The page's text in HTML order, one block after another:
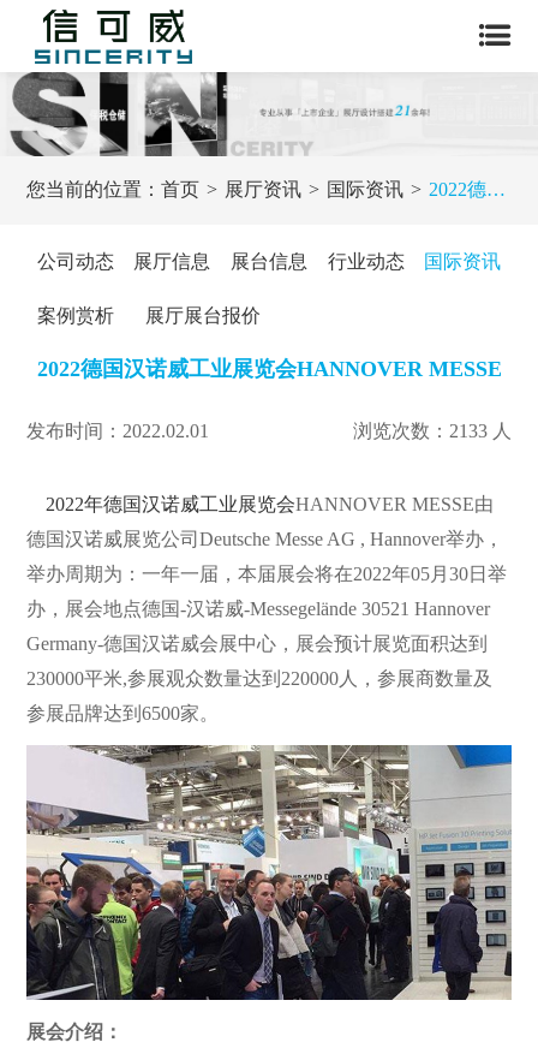
您当前的位置：首页 展厅资讯 国际资讯 2022德国汉诺威工业展览会HANNOVER MESSE
公司动态 展厅信息 展台信息 行业动态 国际资讯
案例赏析 展厅展台报价
2022德国汉诺威工业展览会HANNOVER MESSE
发布时间：2022.02.01 浏览次数：2133 人
2022年德国汉诺威工业展览会HANNOVER MESSE由
德国汉诺威展览公司Deutsche Messe AG , Hannover举办，
举办周期为：一年一届，本届展会将在2022年05月30日举
办，展会地点德国-汉诺威-Messegelände 30521 Hannover
Germany-德国汉诺威会展中心，展会预计展览面积达到
230000平米,参展观众数量达到220000人，参展商数量及
参展品牌达到6500家。
展会介绍：